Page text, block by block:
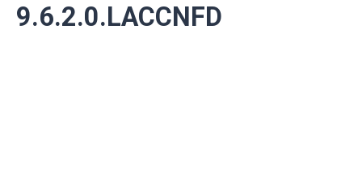
9.6.2.0.LACCNFD